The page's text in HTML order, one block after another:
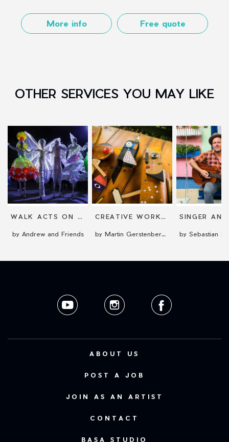
More info Free quote
OTHER SERVICES YOU MAY LIKE
WALK ACTS ON STILTS
by Andrew and Friends
CREATIVE WORKSHOPS
by Martin Gerstenberger
ABOUT US
POST A JOB
JOIN AS AN ARTIST
CONTACT
BASA STUDIO